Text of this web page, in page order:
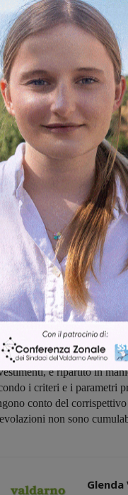
alle agevolazioni
le utenze “deboli”. Ci sarà
la domanda di
aver verificato i requisiti.
per le famiglie
da Nuove Acque
almeno quattro
Conferenza Territoriale
fondo di 50mila euro per il
massimo 500 euro a
sufficiente presentare la
utilizzando il
dal sito
la certificazione Isee
reddito familiare inferiore a
il 2017 vengono
le utenze deboli, che
dal
un bando fino al 30
previste, per coloro
euro. Il finanziamento
e ripartito in
i criteri e i parametri
conto del
non sono